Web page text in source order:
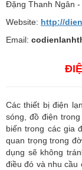
Đặng Thanh Ngân -
Website: http://
Email:
Các thiết bị điện
sóng, đồ điện
biến trong các gia
quan trọng trong
dụng sẽ không
điều đó và nhu cầu